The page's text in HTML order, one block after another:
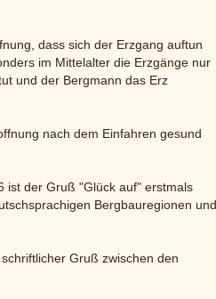
dass sich der Erzgang auftun
im Mittelalter die Erzgänge nur
und der Bergmann das Erz
nach dem Einfahren gesund
ist der Gruß "Glück auf" erstmals
Bergbauregionen und
Gruß zwischen den